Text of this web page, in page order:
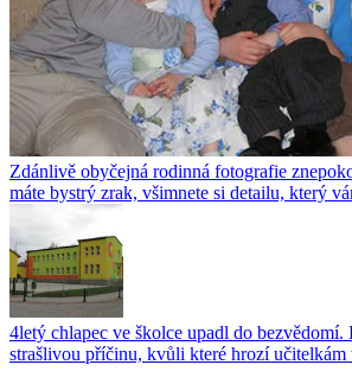
Zdánlivě obyčejná rodinná fotografie
máte bystrý zrak, všimnete si detailu, který
4letý chlapec ve školce upadl do
strašlivou příčinu, kvůli které hrozí učitelkám